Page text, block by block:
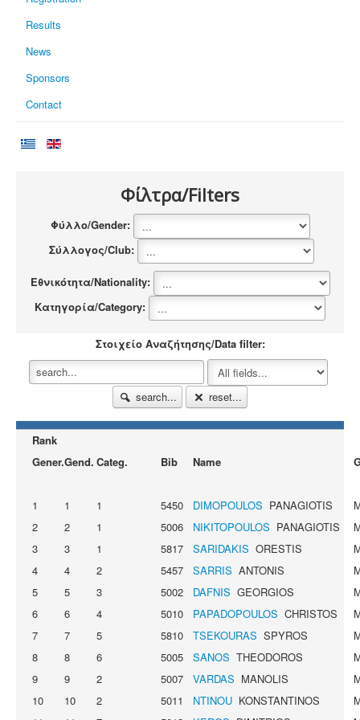
Results
News
Sponsors
Contact
Φίλτρα/Filters
Φύλλο/Gender:
Σύλλογος/Club:
Εθνικότητα/Nationality:
Κατηγορία/Category:
Στοιχείο Αναζήτησης/Data filter:
search... reset...
Rank
Gener.Gend. Categ. Bib Name
1 1 1 5450 DIMOPOULOS PANAGIOTIS
2
2 1 5006 NIKITOPOULOS PANAGIOTIS
3
3 1 5817 SARIDAKIS ORESTIS
4
4 2 5457 SARRIS ANTONIS
5
5 3 5002 DAFNIS GEORGIOS
6
6 4 5010 PAPADOPOULOS CHRISTOS
7
7 5 5810 TSEKOURAS SPYROS
8
8 6 5005 SANOS THEODOROS
9
9 2 5007 VARDAS MANOLIS
10
10 2 5011 NTINOU KONSTANTINOS